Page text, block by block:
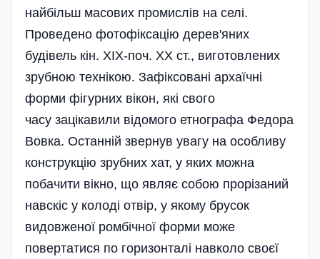
найбільш масових промислів на селі.
Проведено фотофіксацію дерев'яних
будівель кін. ХІХ-поч. XX ст., виготовлених
зрубною технікою. Зафіксовані архаїчні
форми фігурних вікон, які свого
часу зацікавили відомого етнографа Федора
Вовка. Останній звернув увагу на особливу
конструкцію зрубних хат, у яких можна
побачити вікно, що являє собою прорізаний
навскіс у колоді отвір, у якому брусок
видовженої ромбічної форми може
повертатися по горизонталі навколо своєї